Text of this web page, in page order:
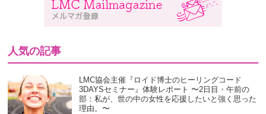
人気の記事
LMC協会主催『ロイド博士のヒーリングコード
3DAYSセミナー』体験レポート 〜2日目・午前の
部：私が、世の中の女性を応援したいと強く思った
理由。〜